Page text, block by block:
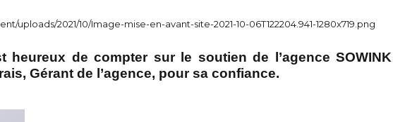
heureux de compter sur le soutien de l’agence
Gérant de l’agence, pour sa confiance.